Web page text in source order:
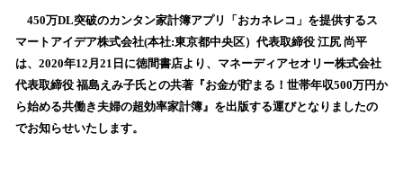
！
数
を
読
込
み
450万DL突破のカンタン家計簿アプリ「おカネレコ」を提供するス
マートアイデア株式会社(本社:東京都中央区）代表取締役 江尻 尚平
は、2020年12月21日に徳間書店より、マネーディアセオリー株式会社
代表取締役 福島えみ子氏との共著『お金が貯まる！世帯年収500万円か
ら始める共働き夫婦の超効率家計簿』を出版する運びとなりましたの
でお知らせいたします。